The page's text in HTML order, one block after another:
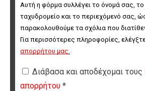
Αυτή η φόρμα συλλέγει το όνομά σας, το
ταχυδρομείο και το περιεχόμενό σας,
παρακολουθούμε τα σχόλια που
Για περισσότερες πληροφορίες,
απορρήτου μας
Διάβασα και αποδέχομαι τους
απορρήτου *